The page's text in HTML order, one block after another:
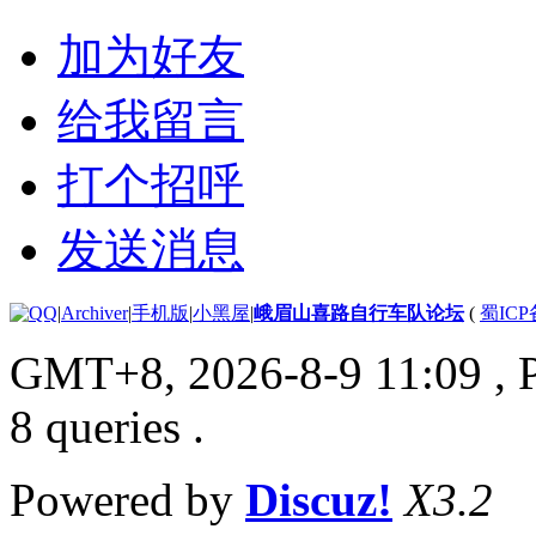
加为好友
给我留言
打个招呼
发送消息
|Archiver|手机版|小黑屋|峨眉山喜路自行车队论坛( 蜀ICP
GMT+8, 2026-8-9 11:09 ,
8 queries .
Powered by Discuz! X3.2